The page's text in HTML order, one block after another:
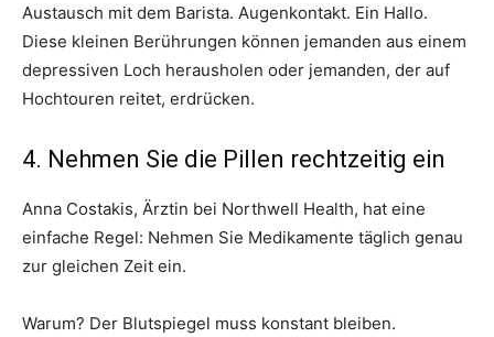
Austausch mit dem Barista. Augenkontakt. Ein Hallo.
Diese kleinen Berührungen können jemanden aus einem
depressiven Loch herausholen oder jemanden, der auf
Hochtouren reitet, erdrücken.
4. Nehmen Sie die Pillen rechtzeitig ein
Anna Costakis, Ärztin bei Northwell Health, hat eine
einfache Regel: Nehmen Sie Medikamente täglich genau
zur gleichen Zeit ein.
Warum? Der Blutspiegel muss konstant bleiben.